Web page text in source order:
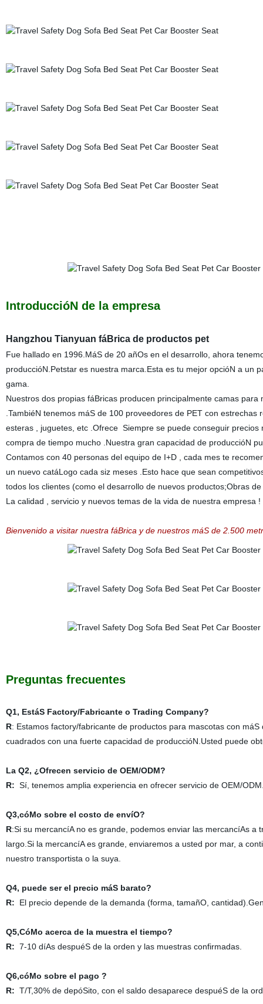
IntroduccióN de la empresa
Hangzhou Tianyuan fáBrica de productos pet
Fue hallado en 1996.MáS de 20 añOs en el desarrollo, ahora
produccióN.Petstar es nuestra marca.Esta es tu mejor opcióN a un
gama.
Nuestros dos propias fáBricas producen principalmente camas
.TambiéN tenemos máS de 100 proveedores de PET con
esteras , juguetes, etc .Ofrece Siempre se puede conseguir
compra de tiempo mucho .Nuestra gran capacidad de produccióN
Contamos con 40 personas del equipo de I+D , cada mes te
un nuevo catáLogo cada siz meses .Esto hace que sean
todos los clientes (como el desarrollo de nuevos productos;Obras
La calidad , servicio y nuevos temas de la vida de nuestra empresa !
Bienvenido a visitar nuestra fáBrica y de nuestros máS de 2.500
Preguntas frecuentes
Q1, EstáS Factory/Fabricante o Trading Company?
R: Estamos factory/fabricante de productos para mascotas con
cuadrados con una fuerte capacidad de produccióN.Usted puede
La Q2, ¿Ofrecen servicio de OEM/ODM?
R: Sí, tenemos amplia experiencia en ofrecer servicio de OEM/
Q3,cóMo sobre el costo de envíO?
R:Si su mercancíA no es grande, podemos enviar las mercancíAs
largo.Si la mercancíA es grande, enviaremos a usted por mar, a
nuestro transportista o la suya.
Q4, puede ser el precio máS barato?
R:
El precio depende de la demanda (forma, tamañO,
Q5,CóMo acerca de la muestra el tiempo?
R: 7-10 díAs despuéS de la orden y las muestras confirmadas.
Q6,cóMo sobre el pago ?
R: T/T,30% de depóSito, con el saldo desaparece despuéS de la